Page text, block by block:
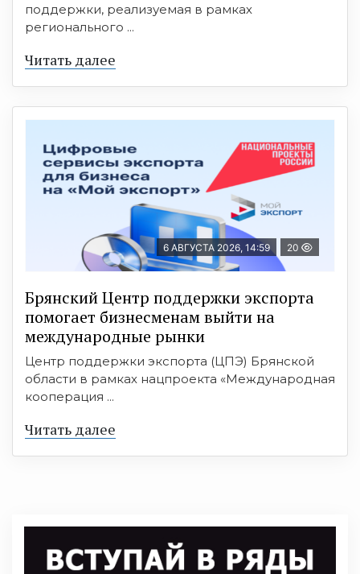
поддержки, реализуемая в рамках
регионального ...
Читать далее
6 АВГУСТА 2026, 14:59 20
Брянский Центр поддержки экспорта
помогает бизнесменам выйти на
международные рынки
Центр поддержки экспорта (ЦПЭ) Брянской
области в рамках нацпроекта «Международная
кооперация ...
Читать далее